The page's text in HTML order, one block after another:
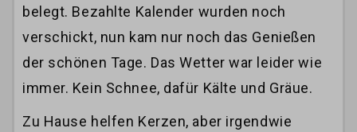
belegt. Bezahlte Kalender wurden noch
verschickt, nun kam nur noch das Genießen
der schönen Tage. Das Wetter war leider wie
immer. Kein Schnee, dafür Kälte und Gräue.
Zu Hause helfen Kerzen, aber irgendwie